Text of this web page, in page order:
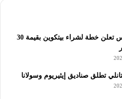
منذ إطلاق الميزة، قام عملاء Adobe بإنشاء 2 مليار صورة باستخدام
الاصطناعي من
أورانج جوس تعلن خطة لشراء بيتكوين بقيمة 30
تطلق صناديق إيثيريوم وسولانا